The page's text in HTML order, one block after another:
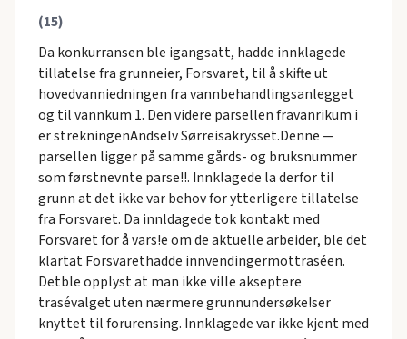
(15)
Da konkurransen ble igangsatt, hadde innklagede
tillatelse fra grunneier, Forsvaret, til å skifte ut
hovedvanniedningen fra vannbehandlingsanlegget
og til vannkum 1. Den videre parsellen fravanrikum i
er strekningenAndselv Sørreisakrysset.Denne —
parsellen ligger på samme gårds- og bruksnummer
som førstnevnte parse!!. Innklagede la derfor til
grunn at det ikke var behov for ytterligere tillatelse
fra Forsvaret. Da innldagede tok kontakt med
Forsvaret for å vars!e om de aktuelle arbeider, ble det
klartat Forsvarethadde innvendingermottraséen.
Detble opplyst at man ikke ville akseptere
trasévalget uten nærmere grunnundersøke!ser
knyttet til forurensing. Innklagede var ikke kjent med